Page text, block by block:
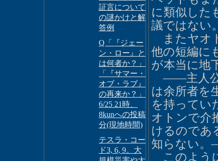
証言について
の謎かけと解
答例
Q「『ジェー
ン・ロー』と
は何者か？」
「『サマー・
オブ・ラブ』
の再来か？」
6/25 21時、
8kunへの投稿
分(現地時間)
テスラ・コー
ド3, 6, 9。大
に類似した
議ではない
またヤオ
他の短編に
が本当に地
――主人公
は余所者を
を持ってい
オトンで介
けるのであ
知らない
このよう